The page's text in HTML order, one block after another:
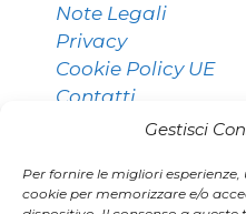
Gestisci
Per fornire le migliori
cookie per memorizzare e/o
Note Legali
Privacy
Cookie Policy UE
Contatti
Contatti: